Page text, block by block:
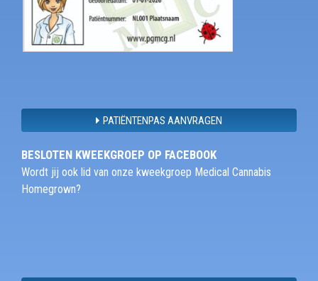
PATIËNTENPAS AANVRAGEN
BESLOTEN KWEEKGROEP OP FACEBOOK
Wordt jij ook lid van onze kweekgroep Medical Cannabis
Homegrown?